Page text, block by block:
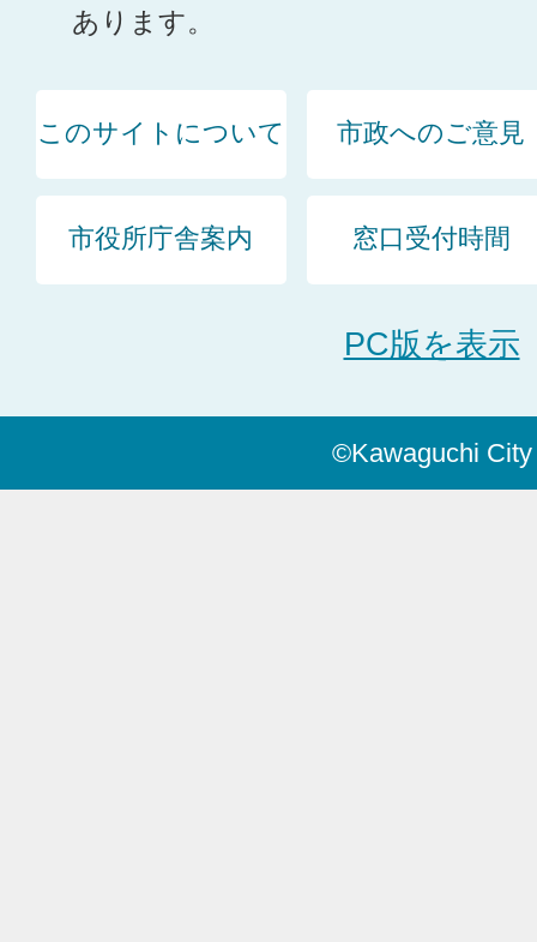
あります。
このサイトについて 市政へのご意見
市役所庁舎案内 窓口受付時間
PC版を表示
©Kawaguchi City